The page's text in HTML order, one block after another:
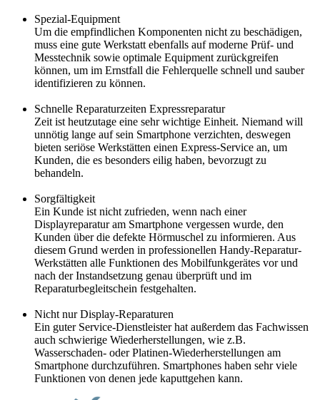
Spezial-Equipment
Um die empfindlichen Komponenten nicht zu beschädigen,
muss eine gute Werkstatt ebenfalls auf moderne Prüf- und
Messtechnik sowie optimale Equipment zurückgreifen
können, um im Ernstfall die Fehlerquelle schnell und sauber
identifizieren zu können.
Schnelle Reparaturzeiten Expressreparatur
Zeit ist heutzutage eine sehr wichtige Einheit. Niemand will
unnötig lange auf sein Smartphone verzichten, deswegen
bieten seriöse Werkstätten einen Express-Service an, um
Kunden, die es besonders eilig haben, bevorzugt zu
behandeln.
Sorgfältigkeit
Ein Kunde ist nicht zufrieden, wenn nach einer
Displayreparatur am Smartphone vergessen wurde, den
Kunden über die defekte Hörmuschel zu informieren. Aus
diesem Grund werden in professionellen Handy-Reparatur-
Werkstätten alle Funktionen des Mobilfunkgerätes vor und
nach der Instandsetzung genau überprüft und im
Reparaturbegleitschein festgehalten.
Nicht nur Display-Reparaturen
Ein guter Service-Dienstleister hat außerdem das Fachwissen
auch schwierige Wiederherstellungen, wie z.B.
Wasserschaden- oder Platinen-Wiederherstellungen am
Smartphone durchzuführen. Smartphones haben sehr viele
Funktionen von denen jede kaputtgehen kann.